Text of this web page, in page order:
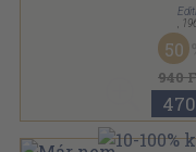
Papír
940
50
470